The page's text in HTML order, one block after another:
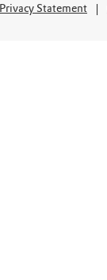
Privacy Statement